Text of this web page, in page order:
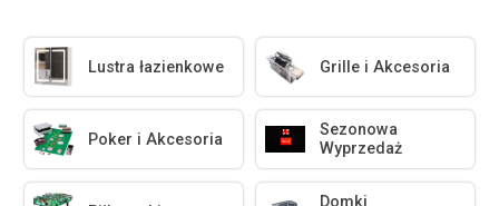
Lustra łazienkowe Grille i Akcesoria
Poker i Akcesoria
Sezonowa
Wyprzedaż
Domki